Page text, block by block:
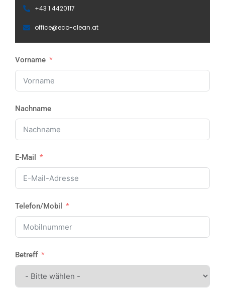
+43 1 4420117
office@eco-clean.at
Vorname
Nachname
E-Mail
Telefon/Mobil
Betreff